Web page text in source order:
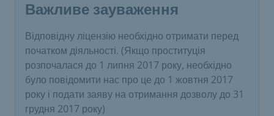
Важливе зауваження
Відповідну ліцензію необхідно отримати перед
початком діяльності. (Якщо проституція
розпочалася до 1 липня 2017 року, необхідно
було повідомити нас про це до 1 жовтня 2017
року і подати заяву на отримання дозволу до 31
грудня 2017 року)